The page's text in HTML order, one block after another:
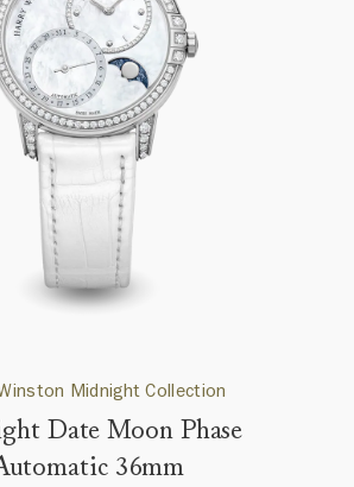
Midnight Collection
Date Moon Phase
36mm